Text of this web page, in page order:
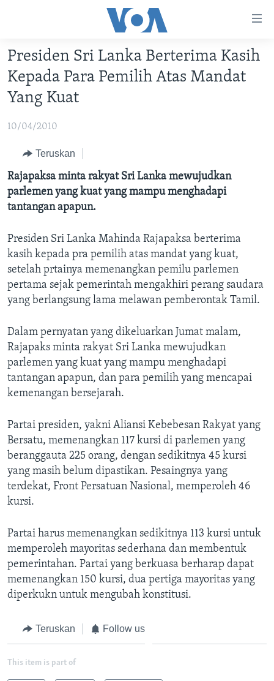
Akses
Lanjut
ke
Konten
Lanjut
Utama
Lanjut
ke
DUNIA
VIDEO
POLYGRAPH
DAFTAR PROGRAM
Learning English
Bahasa-bahasa
Presiden Sri Lanka Berterima Kasih
Kepada Para Pemilih Atas Mandat
Yang Kuat
10/04/2010
Teruskan
Rajapaksa minta rakyat Sri Lanka mewujudkan
parlemen yang kuat yang mampu menghadapi
tantangan apapun.
Presiden Sri Lanka Mahinda Rajapaksa berterima
kasih kepada pra pemilih atas mandat yang kuat,
setelah prtainya memenangkan pemilu parlemen
pertama sejak pemerintah mengakhiri perang saudara
yang berlangsung lama melawan pemberontak Tamil.
Dalam pernyatan yang dikeluarkan Jumat malam,
Rajapaks minta rakyat Sri Lanka mewujudkan
parlemen yang kuat yang mampu menghadapi
tantangan apapun, dan para pemilih yang mencapai
kemenangan bersejarah.
Partai presiden, yakni Aliansi Kebebesan Rakyat yang
Bersatu, memenangkan 117 kursi di parlemen yang
beranggauta 225 orang, dengan sedikitnya 45 kursi
yang masih belum dipastikan. Pesaingnya yang
terdekat, Front Persatuan Nasional, memperoleh 46
kursi.
Partai harus memenangkan sedikitnya 113 kursi untuk
memperoleh mayoritas sederhana dan membentuk
pemerintahan. Partai yang berkuasa berharap dapat
memenangkan 150 kursi, dua pertiga mayoritas yang
diperkukn untuk mengubah konstitusi.
Teruskan Follow us
This item is part of